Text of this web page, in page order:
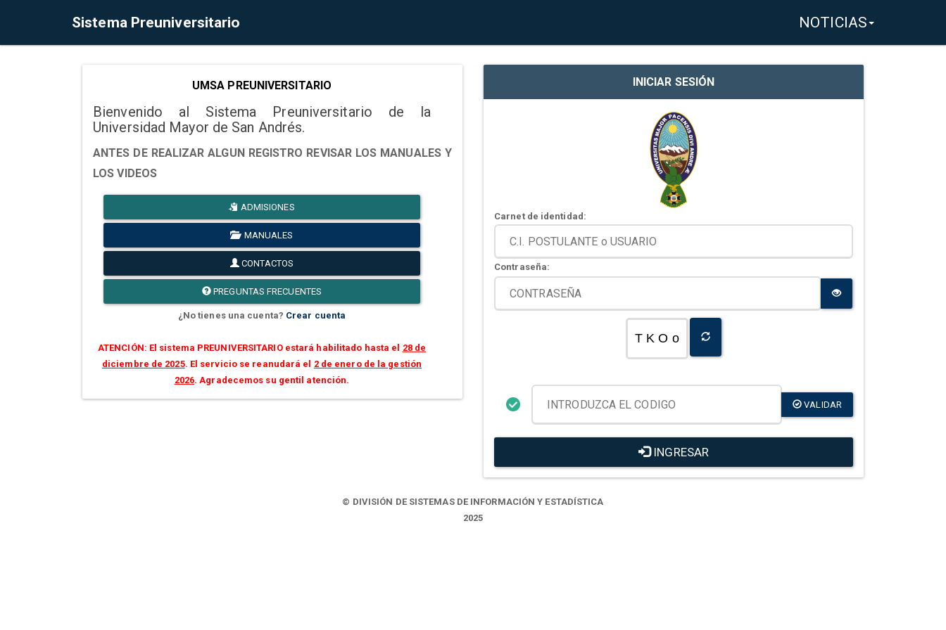
Sistema Preuniversitario NOTICIAS
UMSA PREUNIVERSITARIO
Bienvenido al Sistema Preuniversitario de la
Universidad Mayor de San Andrés.
ANTES DE REALIZAR ALGUN REGISTRO REVISAR LOS MANUALES Y
LOS VIDEOS
ADMISIONES
MANUALES
CONTACTOS
PREGUNTAS FRECUENTES
¿No tienes una cuenta? Crear cuenta
ATENCIÓN: El sistema PREUNIVERSITARIO estará habilitado hasta el 28 de
diciembre de 2025. El servicio se reanudará el 2 de enero de la gestión
2026. Agradecemos su gentil atención.
INICIAR SESIÓN
Carnet de identidad:
Contraseña:
T K O o
VALIDAR
INGRESAR
© DIVISIÓN DE SISTEMAS DE INFORMACIÓN Y ESTADÍSTICA
2025